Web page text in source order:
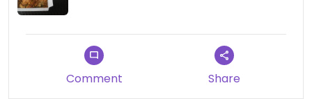
Comment Share